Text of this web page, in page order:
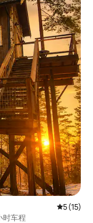
平均评分
5 (15)
时车程